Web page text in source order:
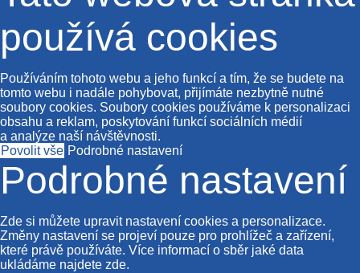
používá cookies
Používáním tohoto webu a jeho funkcí a tím, že se budete na
tomto webu i nadále pohybovat, přijímáte nezbytně nutné
soubory cookies. Soubory cookies používáme k personalizaci
obsahu a reklam, poskytování funkcí sociálních médií
a analýze naší návštěvnosti.
Povolit vše Podrobné nastavení
Podrobné nastavení
Zde si můžete upravit nastavení cookies a personalizace.
Změny nastavení se projeví pouze pro prohlížeč a zařízení,
které právě používáte. Více informací o sběr jaké data
ukládáme najdete zde.